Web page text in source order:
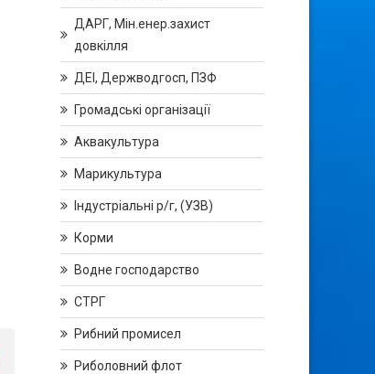
ДАРГ, Мін.енер.захист
довкілля
ДЕІ, Держводгосп, ПЗФ
Громадські організації
Аквакультура
Марикультура
Індустріальні р/г, (УЗВ)
Корми
Водне господарство
СТРГ
Рибний промисел
Риболовний флот